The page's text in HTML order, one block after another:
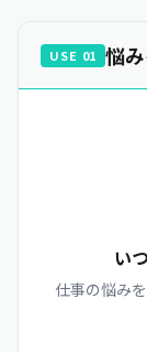
USE 01 悩
い
仕事の悩み